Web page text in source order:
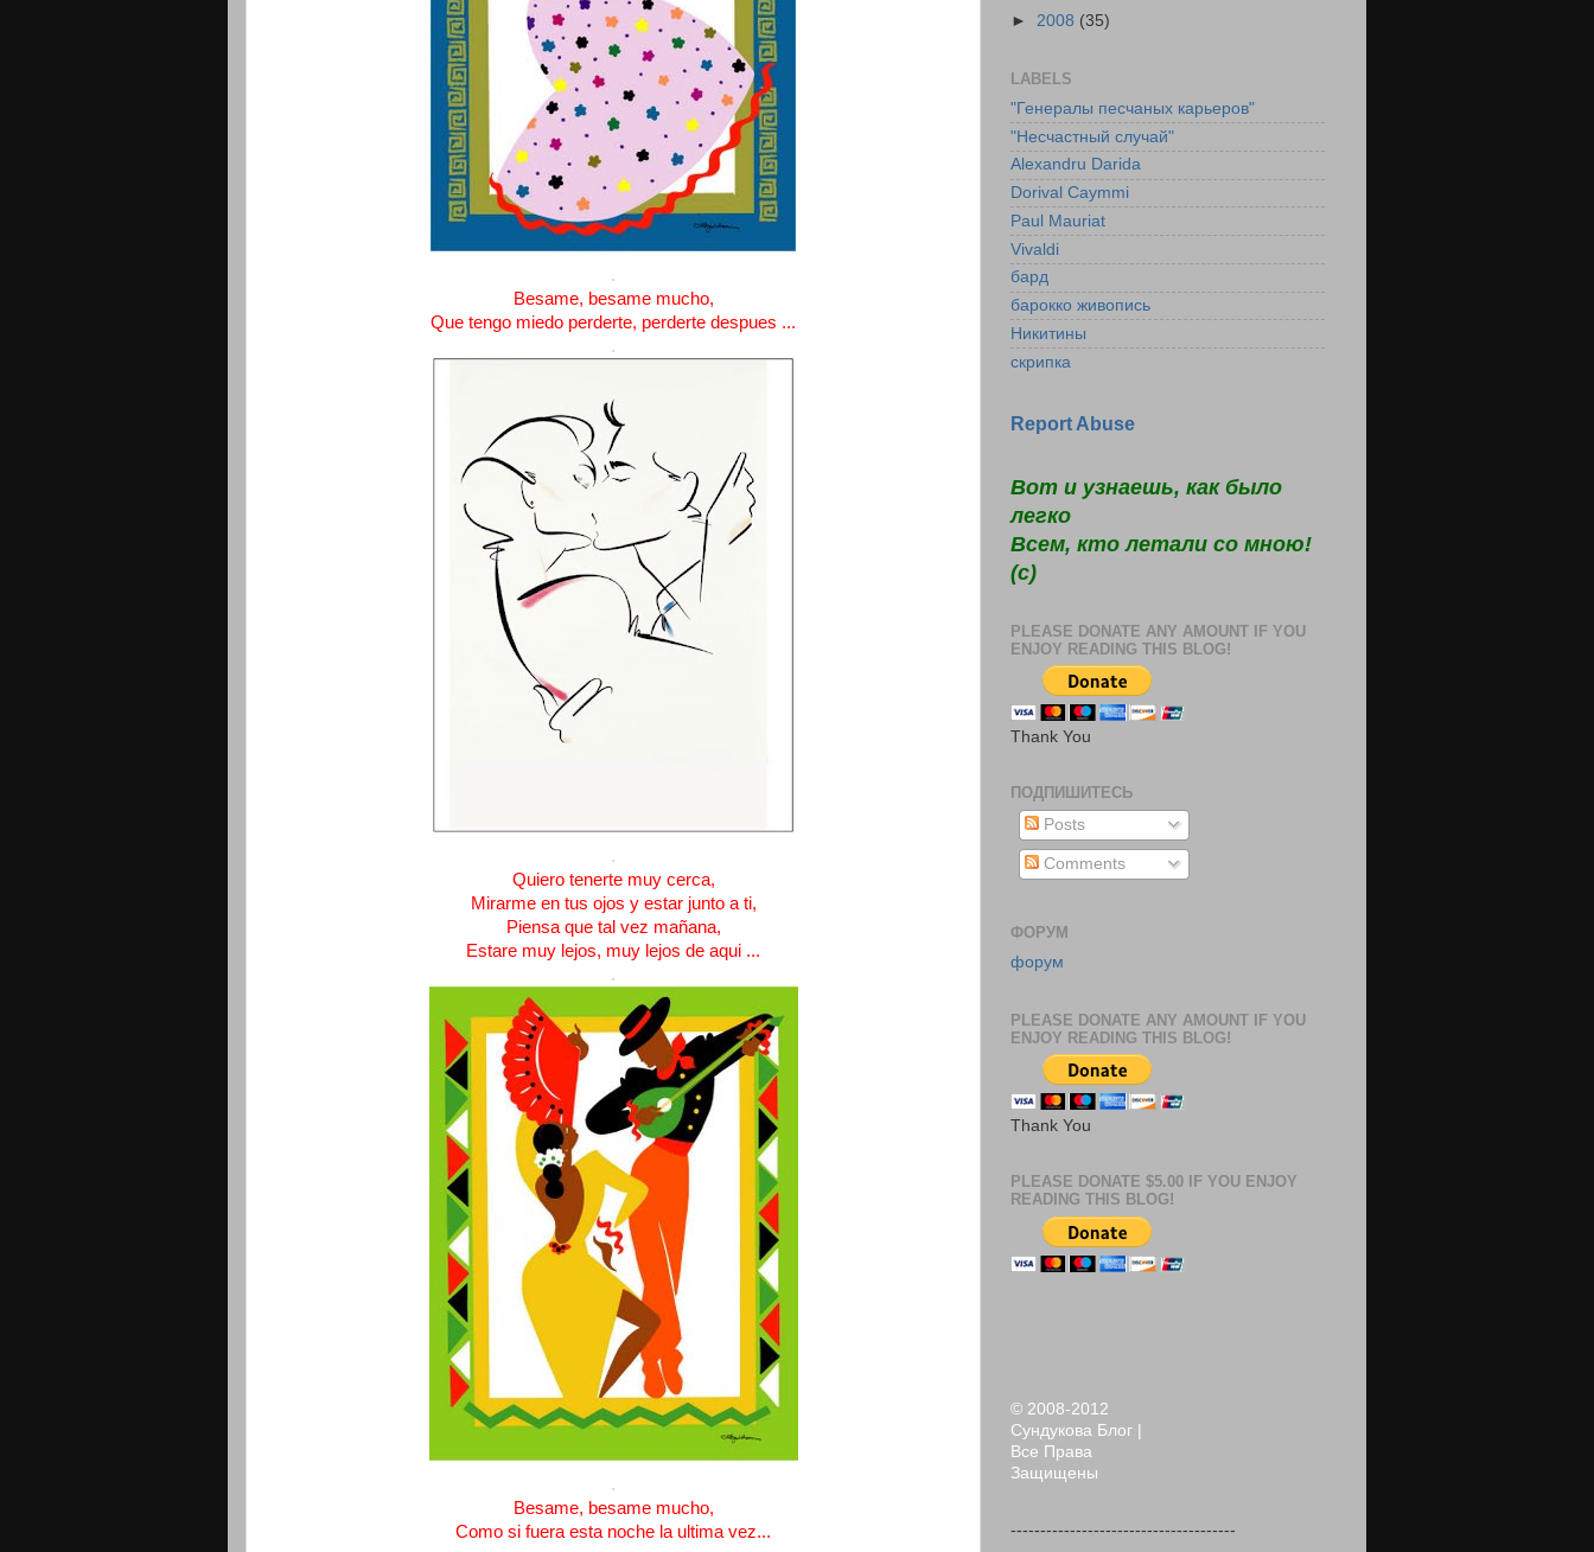
.
Besame, besame mucho,
Que tengo miedo perderte, perderte despues ...
.
.
Quiero tenerte muy cerca,
Mirarme en tus ojos y estar junto a ti,
Piensa que tal vez mañana,
Estare muy lejos, muy lejos de aqui ...
.
.
Besame, besame mucho,
Como si fuera esta noche la ultima vez...
► 2008 (35)
LABELS
"Генералы песчаных карьеров"
"Несчастный случай"
Alexandru Darida
Dorival Caymmi
Paul Mauriat
Vivaldi
бард
барокко живопись
Никитины
скрипка
Report Abuse
Вот и узнаешь, как было
легко
Всем, кто летали со мною!
(c)
PLEASE DONATE ANY AMOUNT IF YOU
ENJOY READING THIS BLOG!
Thank You
ПОДПИШИТЕСЬ
Posts
Comments
ФОРУМ
форум
PLEASE DONATE ANY AMOUNT IF YOU
ENJOY READING THIS BLOG!
Thank You
PLEASE DONATE $5.00 IF YOU ENJOY
READING THIS BLOG!
© 2008-2012
Сундукова Блог |
Все Права
Защищены
--------------------------------------